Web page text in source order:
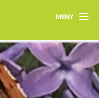
MENY
Hem
Kontakt
Aktiviteter